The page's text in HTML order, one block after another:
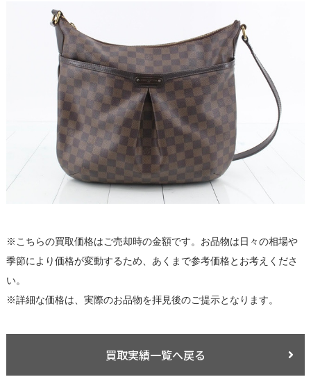
※こちらの買取価格はご売却時の金額です。お品物は日々の相場や
季節により価格が変動するため、あくまで参考価格とお考えくださ
い。
※詳細な価格は、実際のお品物を拝見後のご提示となります。
買取実績一覧へ戻る